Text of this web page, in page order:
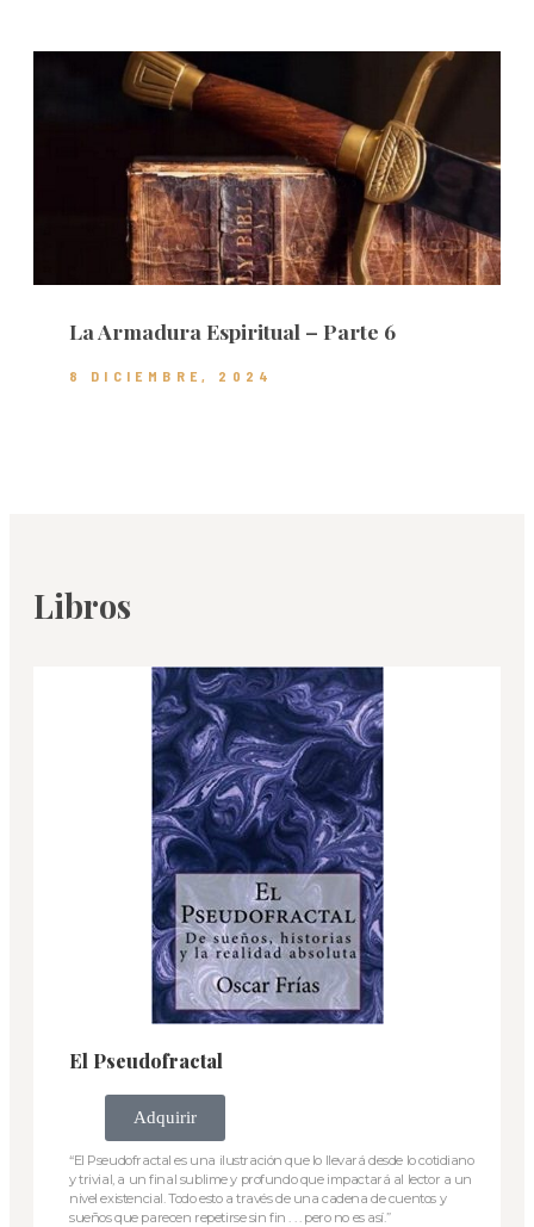
La Armadura Espiritual – Parte 6
8 DICIEMBRE, 2024
Libros
El Pseudofractal
Adquirir
“El Pseudofractal es una ilustración que lo llevará desde lo cotidiano
y trivial, a un final sublime y profundo que impactará al lector a un
nivel existencial. Todo esto a través de una cadena de cuentos y
sueños que parecen repetirse sin fin . . . pero no es así.”